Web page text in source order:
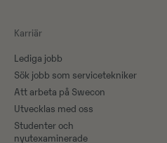
Karriär
Lediga jobb
Sök jobb som servicetekniker
Att arbeta på Swecon
Utvecklas med oss
Studenter och
nyutexaminerade